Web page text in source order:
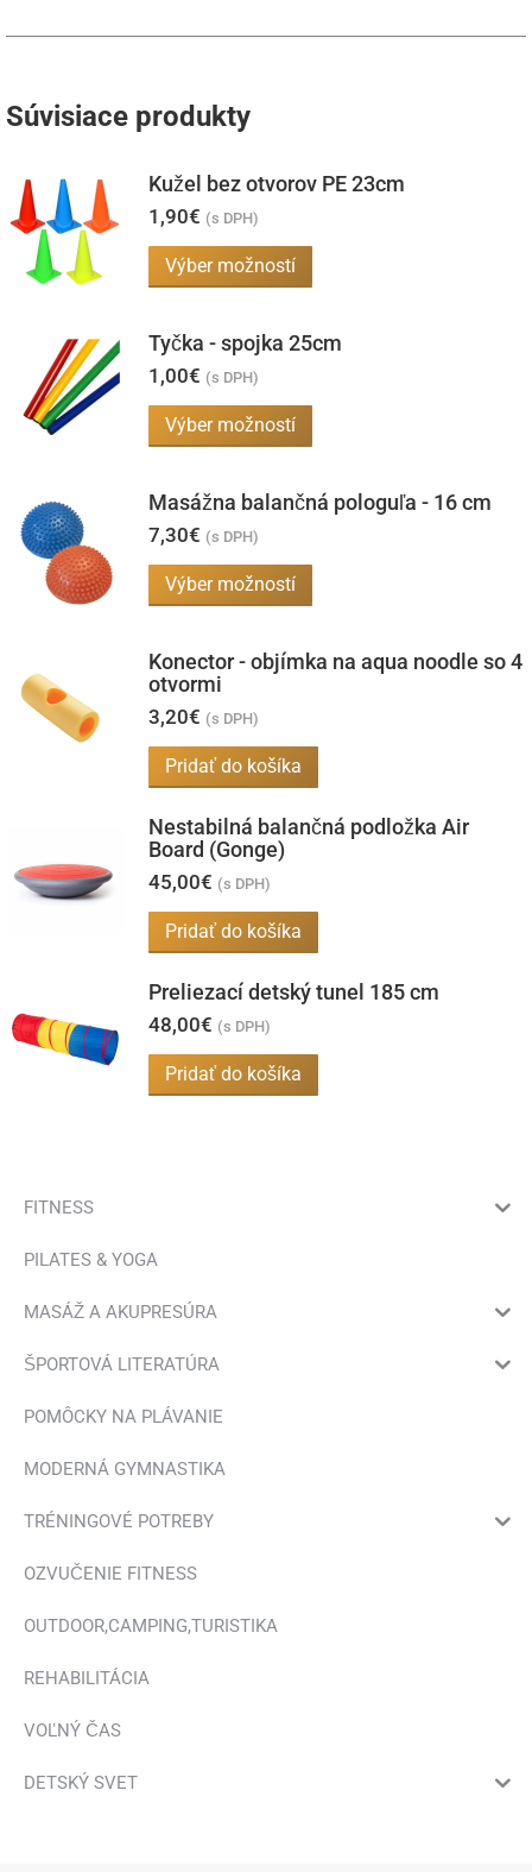
Súvisiace produkty
Kužel bez otvorov PE 23cm
1,90€ (s DPH)
Výber možností
produkt
môžete
na
Tyčka - spojka 25cm
1,00€ (s DPH)
Výber možností
produkt
má
viacero
môžete
stránke
produktu.
Masážna balančná pologuľa - 16 cm
7,30€ (s DPH)
Výber možností
produkt
Možnosti
si
môžete
vybrať
stránke
produktu.
Konector - objímka na aqua noodle so 4
otvormi
3,20€ (s DPH)
Pridať do košíka
Nestabilná balančná podložka Air
Board (Gonge)
45,00€ (s DPH)
Pridať do košíka
Preliezací detský tunel 185 cm
48,00€ (s DPH)
Pridať do košíka
FITNESS
PILATES & YOGA
MASÁŽ A AKUPRESÚRA
ŠPORTOVÁ LITERATÚRA
POMÔCKY NA PLÁVANIE
MODERNÁ GYMNASTIKA
TRÉNINGOVÉ POTREBY
OZVUČENIE FITNESS
OUTDOOR,CAMPING,TURISTIKA
REHABILITÁCIA
VOĽNÝ ČAS
DETSKÝ SVET